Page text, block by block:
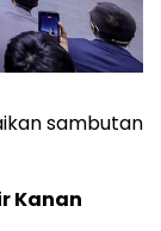
sambutan
Kanan